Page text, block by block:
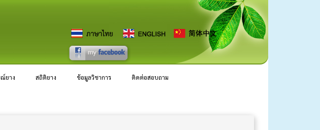
ยาง สถิติยาง ข้อมูลวิชาการ ติดต่อสอบถาม
รงแรมเซ็นทารา แกรนด์ แอท เซ็นทรัลเวิลด์ กรุงเทพฯ การจัดงานเลี้ยงประจำปี
งประเทศเข้าร่วมงานกว่า 900 ท่าน โดยนายกสมาคมยางพาราไทย ได้กล่าว
และต่างประเทศ โดยเฉพาะอย่างยิ่งความร่วมมือร่วมใจอย่างดีเยี่ยมจากคณะ